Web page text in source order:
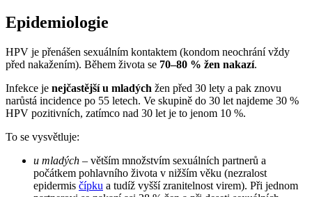
Epidemiologie
HPV je přenášen sexuálním kontaktem (kondom neochrání vždy
před nakažením). Během života se 70–80 % žen nakazí.
Infekce je nejčastější u mladých žen před 30 lety a pak znovu
narůstá incidence po 55 letech. Ve skupině do 30 let najdeme 30 %
HPV pozitivních, zatímco nad 30 let je to jenom 10 %.
To se vysvětluje:
u mladých – větším množstvím sexuálních partnerů a
počátkem pohlavního života v nižším věku (nezralost
epidermis čípku a tudíž vyšší zranitelnost virem). Při jednom